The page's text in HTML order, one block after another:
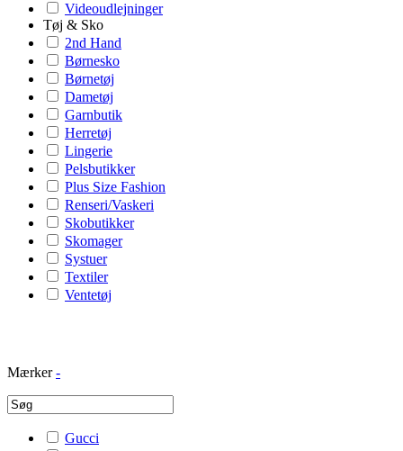
Videoudlejninger
Tøj & Sko
2nd Hand
Børnesko
Børnetøj
Dametøj
Garnbutik
Herretøj
Lingerie
Pelsbutikker
Plus Size Fashion
Renseri/Vaskeri
Skobutikker
Skomager
Systuer
Textiler
Ventetøj
Mærker -
Gucci